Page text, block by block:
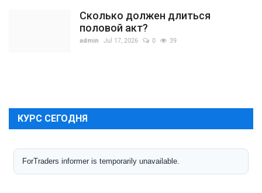
Сколько должен длиться
половой акт?
admin Jul 17, 2026 0 39
КУРС СЕГОДНЯ